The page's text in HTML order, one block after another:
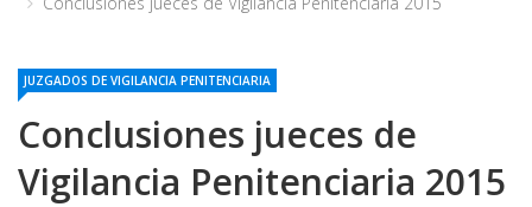
JUZGADOS DE VIGILANCIA PENITENCIARIA
Conclusiones jueces de
Vigilancia Penitenciaria 2015